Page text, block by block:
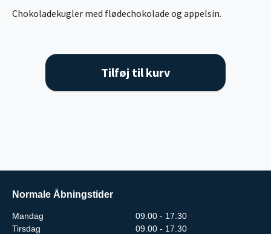
Chokoladekugler med flødechokolade og appelsin.
Tilføj til kurv
Normale Åbningstider
Mandag
09.00 - 17.30
Tirsdag
09.00 - 17.30